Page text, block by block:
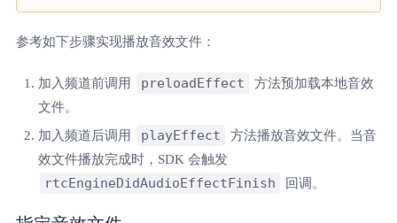
参考如下步骤实现播放音效文件：
加入频道前调用 preloadEffect
方法预加载本地音效
文件。
加入频道后调用
playEffect
方法播放音效文件。当音
效文件播放完成时，SDK 会触发
rtcEngineDidAudioEffectFinish 回调。